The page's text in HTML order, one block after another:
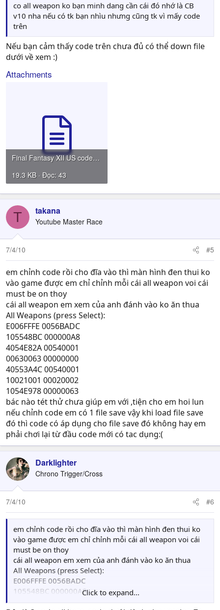
co all weapon ko bạn minh dang cần cái đó nhớ là CB
v10 nha nếu có tk bạn nhìu nhưng cũng tk vì mấy code
trên
Nếu bạn cảm thấy code trên chưa đủ có thể down file
dưới về xem :)
Attachments
Final Fantasy XII US codes (completed version).txt
19.3 KB · Đọc: 43
T takana
Youtube Master Race
7/4/10 #5
em chỉnh code rồi cho đĩa vào thì màn hình đen thui ko
vào game được em chỉ chỉnh mỗi cái all weapon voi cái
must be on thoy
cái all weapon em xem của anh đánh vào ko ăn thua
All Weapons (press Select):
E006FFFE 0056BADC
105548BC 000000A8
4054E82A 00540001
00630063 00000000
40553A4C 00540001
10021001 00020002
1054E978 00000063
bác nào tét thử chưa giúp em với ,tiện cho em hoi lun
nếu chỉnh code em có 1 file save vậy khi load file save
đó thì code có áp dụng cho file save đó không hay em
phải chơi lại từ đầu code mới có tac dụng:(
Darklighter
Chrono Trigger/Cross
7/4/10 #6
em chỉnh code rồi cho đĩa vào thì màn hình đen thui ko
vào game được em chỉ chỉnh mỗi cái all weapon voi cái
must be on thoy
cái all weapon em xem của anh đánh vào ko ăn thua
All Weapons (press Select):
E006FFFE 0056BADC
105548BC 000000A8
4054E82A 00540001
Click to expand...